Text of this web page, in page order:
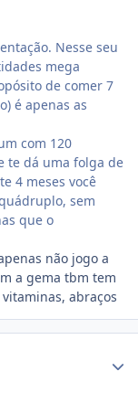
Nesse seu
mega
de comer 7
é apenas as
com 120
te dá uma folga de
4 meses você
sem
que o
não jogo a
a gema tbm tem
abraços